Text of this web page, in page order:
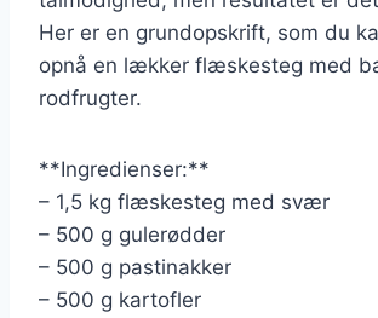
Her er en grundopskrift, som du
opnå en lækker flæskesteg med
rodfrugter.
**Ingredienser:**
– 1,5 kg flæskesteg med svær
– 500 g gulerødder
– 500 g pastinakker
– 500 g kartofler